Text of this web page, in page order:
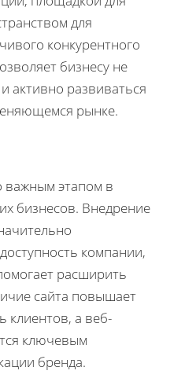
для
конкурентного
бизнесу не
активно развиваться
рынке.
важным этапом в
бизнесов. Внедрение
компании,
расширить
сайта повышает
клиентов, а веб-
ключевым
бренда.